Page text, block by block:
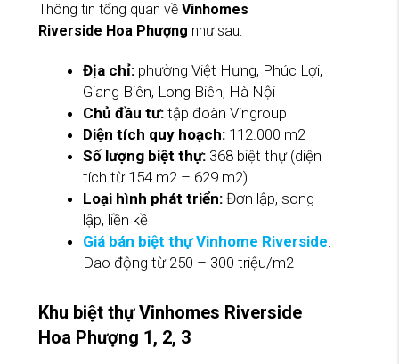
Thông tin tổng quan về Vinhomes
Riverside Hoa Phượng như sau:
Địa chỉ: phường Việt Hưng, Phúc Lợi,
Giang Biên, Long Biên, Hà Nội
Chủ đầu tư: tập đoàn Vingroup
Diện tích quy hoạch: 112.000 m2
Số lượng biệt thự: 368 biệt thự (diện
tích từ 154 m2 – 629 m2)
Loại hình phát triển: Đơn lập, song
lập, liền kề
Giá bán biệt thự Vinhome Riverside:
Dao động từ 250 – 300 triệu/m2
Khu biệt thự Vinhomes Riverside
Hoa Phượng 1, 2, 3